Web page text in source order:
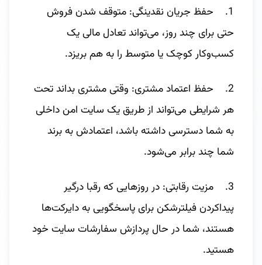
1. حفظ جریان نقدینگی: متوقف شدن فروش
حتی برای چند روز، می‌تواند تعادل مالی یک
کسب‌وکار کوچک یا متوسط را به هم بریزد.
2. حفظ اعتماد مشتری: وقتی مشتری بداند تحت
هر شرایطی می‌تواند از طریق یک سایت امن داخلی
به شما دسترسی داشته باشد، اعتمادش به برند
شما چند برابر می‌شود.
3. مزیت رقابتی: در روزهایی که رقبا درگیر
پیداکردن فیلترشکن برای پاسخگویی به دایرکت‌ها
هستند، شما در حال پردازش سفارشات سایت خود
هستید.